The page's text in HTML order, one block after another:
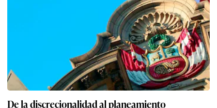
De la discrecionalidad al planeamiento